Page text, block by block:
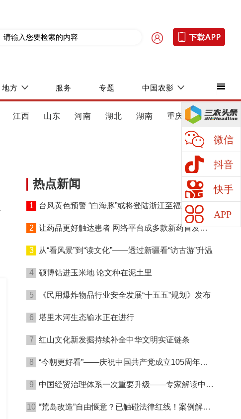
地方 服务 专题 中国农影
江西 山东 河南 湖北 湖南 重庆 四川
微信
抖音
快手
APP
热点新闻
1
台风黄色预警 “白海豚”或将登陆浙江至福建北部沿
2
让药品更好触达患者 网络平台成多款新药首发渠
3
从“看风景”到“读文化”——透过新疆看“访古游”升温
4 硕博钻进玉米地 论文种在泥土里
5 《民用爆炸物品行业安全发展“十五五”规划》发布
6 塔里木河生态输水正在进行
7 红山文化新发掘持续补全中华文明实证链条
8
“今朝更好看”——庆祝中国共产党成立105周年名
9
中国经贸治理体系一次重要升级——专家解读中国
10 “荒岛改造”自由惬意？已触碰法律红线！案例解读